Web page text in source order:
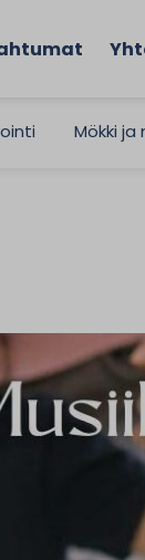
Mökki ja